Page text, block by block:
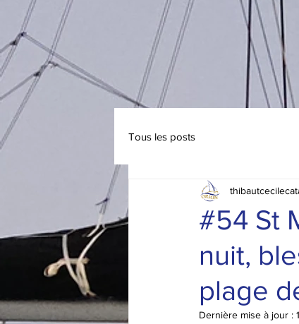
Tous les posts
#54 St
nuit,
plage
Dernière mise à jour :